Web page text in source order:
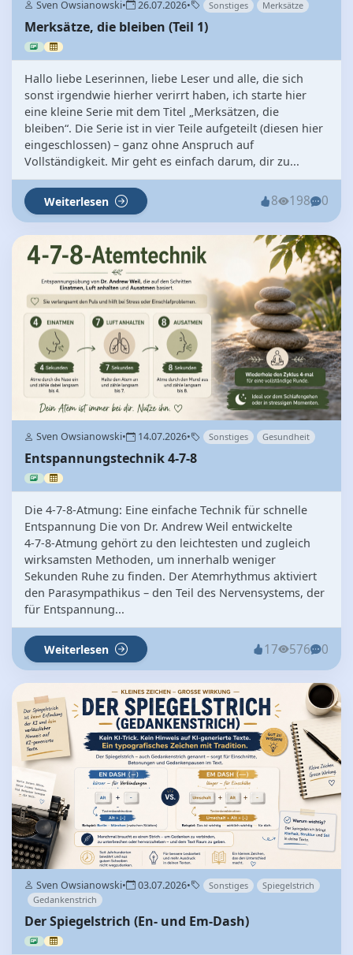
Sven Owsianowski• 26.07.2026• Sonstiges Merksätze
Merksätze, die bleiben (Teil 1)
Hallo liebe Leserinnen, liebe Leser und alle, die sich
sonst irgendwie hierher verirrt haben, ich starte hier
eine kleine Serie mit dem Titel „Merksätzen, die
bleiben“. Die Serie ist in vier Teile aufgeteilt (diesen hier
eingeschlossen) – ganz ohne Anspruch auf
Vollständigkeit. Mir geht es einfach darum, dir zu...
Weiterlesen 8 198 0
Sven Owsianowski• 14.07.2026• Sonstiges Gesundheit
Entspannungstechnik 4-7-8
Die 4‑7‑8‑Atmung: Eine einfache Technik für schnelle
Entspannung Die von Dr. Andrew Weil entwickelte
4‑7‑8‑Atmung gehört zu den leichtesten und zugleich
wirksamsten Methoden, um innerhalb weniger
Sekunden Ruhe zu finden. Der Atemrhythmus aktiviert
den Parasympathikus – den Teil des Nervensystems, der
für Entspannung...
Weiterlesen 17 576 0
Sven Owsianowski• 03.07.2026• Sonstiges
Spiegelstrich
Gedankenstrich
Der Spiegelstrich (En- und Em-Dash)